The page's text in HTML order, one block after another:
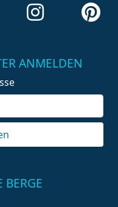
ANMELDEN
BERGE